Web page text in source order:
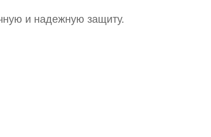
и надежную защиту.